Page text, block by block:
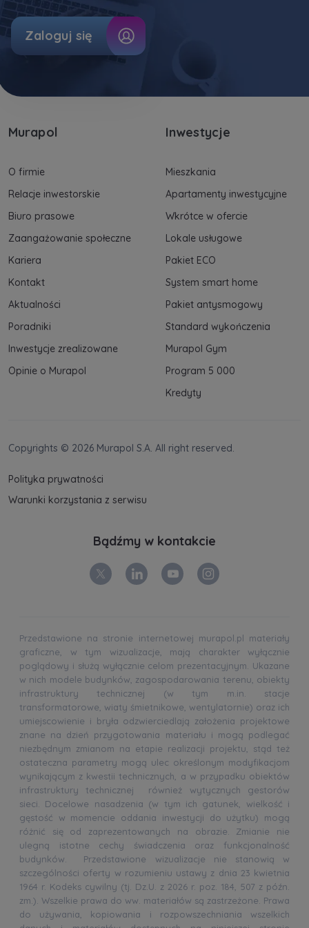
Dane o aktywności na naszej stronie mogą być
także udostępniane
spółki z Grupy Kapitałowej Murapol. Więcej o
tym jak przetwarzamy dane, wykorzystujemy
Murapol
O firmie
Relacje inwestorskie
Biuro prasowe
Zaangażowanie społeczne
Kariera
Kontakt
Aktualności
Poradniki
Inwestycje zrealizowane
Opinie o Murapol
Inwestycje
Mieszkania
Apartamenty inwestycyjne
Wkrótce w ofercie
Lokale usługowe
Pakiet ECO
System smart home
Pakiet antysmogowy
Standard wykończenia
Murapol Gym
Program 5 000
Kredyty
Zaloguj się
Copyrights © 2026 Murapol S.A. All right reserved.
Polityka prywatności
Warunki korzystania z serwisu
Bądźmy w kontakcie
Przedstawione na stronie internetowej murapol.pl materiały
graficzne, w tym wizualizacje, mają charakter wyłącznie
poglądowy i służą wyłącznie celom prezentacyjnym. Ukazane
w nich modele budynków, zagospodarowania terenu, obiekty
infrastruktury technicznej (w tym m.in. stacje
transformatorowe, wiaty śmietnikowe, wentylatornie) oraz ich
umiejscowienie i bryła odzwierciedlają założenia projektowe
znane na dzień przygotowania materiału i mogą podlegać
niezbędnym zmianom na etapie realizacji projektu, stąd też
ostateczna parametry mogą ulec określonym modyfikacjom
wynikającym z kwestii technicznych, a w przypadku obiektów
infrastruktury technicznej również wytycznych gestorów
sieci. Docelowe nasadzenia (w tym ich gatunek, wielkość i
gęstość w momencie oddania inwestycji do użytku) mogą
różnić się od zaprezentowanych na obrazie. Zmianie nie
ulegną istotne cechy świadczenia oraz funkcjonalność
budynków. Przedstawione wizualizacje nie stanowią w
szczególności oferty w rozumieniu ustawy z dnia 23 kwietnia
1964 r. Kodeks cywilny (tj. Dz.U. z 2026 r. poz. 184, 507 z późn.
zm.). Wszelkie prawa do ww. materiałów są zastrzeżone. Prawa
do używania, kopiowania i rozpowszechniania wszelkich